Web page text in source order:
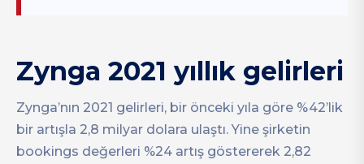
Zynga 2021 yıllık gelirleri
Zynga’nın 2021 gelirleri, bir önceki yıla göre %42’lik
bir artışla 2,8 milyar dolara ulaştı. Yine şirketin
bookings değerleri %24 artış göstererek 2,82